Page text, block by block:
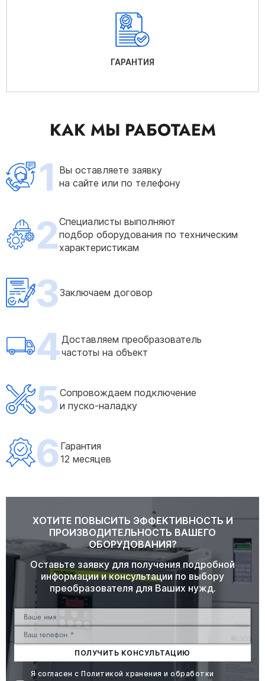
ГАРАНТИЯ
КАК МЫ РАБОТАЕМ
1 Вы оставляете заявку
на сайте или по телефону
2Специалисты выполняют
подбор оборудования по техническим
характеристикам
3Заключаем договор
4Доставляем преобразователь
частоты на объект
5Сопровождаем подключение
и пуско-наладку
6 Гарантия
12 месяцев
ХОТИТЕ ПОВЫСИТЬ ЭФФЕКТИВНОСТЬ И
ПРОИЗВОДИТЕЛЬНОСТЬ ВАШЕГО
ОБОРУДОВАНИЯ?
Оставьте заявку для получения подробной
информации и консультации по выбору
преобразователя для Ваших нужд.
ПОЛУЧИТЬ КОНСУЛЬТАЦИЮ
Я согласен сПолитикой хранения и обработки